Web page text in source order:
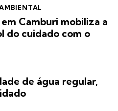
Camburi mobiliza a
do cuidado com o
de água regular,